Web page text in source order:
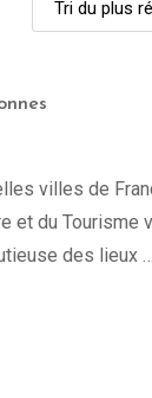
villes de
et du Tourisme
des lieux …